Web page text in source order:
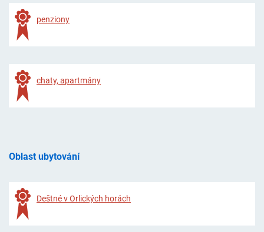
penziony
chaty, apartmány
Oblast ubytování
Deštné v Orlických horách